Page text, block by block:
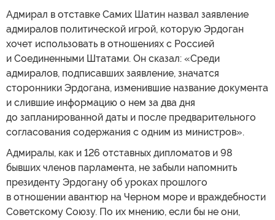
Адмирал в отставке Самих Шатин назвал заявление
адмиралов политической игрой, которую Эрдоган
хочет использовать в отношениях с Россией
и Соединенными Штатами. Он сказал: «Среди
адмиралов, подписавших заявление, значатся
сторонники Эрдогана, изменившие название документа
и слившие информацию о нем за два дня
до запланированной даты и после предварительного
согласования содержания с одним из министров».
Адмиралы, как и 126 отставных дипломатов и 98
бывших членов парламента, не забыли напомнить
президенту Эрдогану об уроках прошлого
в отношении авантюр на Черном море и враждебности
Советскому Союзу. По их мнению, если бы не они,